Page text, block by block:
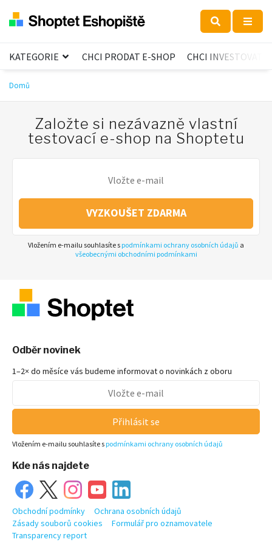
KATEGORIE CHCI PRODAT E-SHOP CHCI INVESTOVAT
Domů
Založte si nezávazně vlastní
testovací e-shop na Shoptetu
VYZKOUŠET ZDARMA
Vložením e-mailu souhlasíte s podmínkami ochrany osobních údajů a
všeobecnými obchodními podmínkami
Odběr novinek
1–2× do měsíce vás budeme informovat o novinkách z oboru
Přihlásit se
Vložením e-mailu souhlasíte s podmínkami ochrany osobních údajů
Kde nás najdete
Obchodní podmínky
Ochrana osobních údajů
Zásady souborů cookies
Formulář pro oznamovatele
Transparency report